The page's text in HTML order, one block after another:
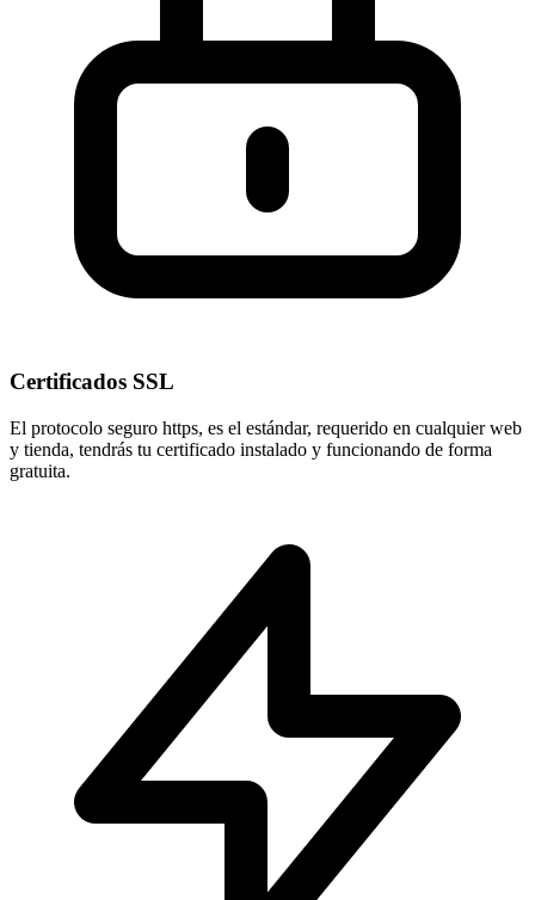
Certificados SSL
El protocolo seguro https, es el estándar, requerido en cualquier web
y tienda, tendrás tu certificado instalado y funcionando de forma
gratuita.